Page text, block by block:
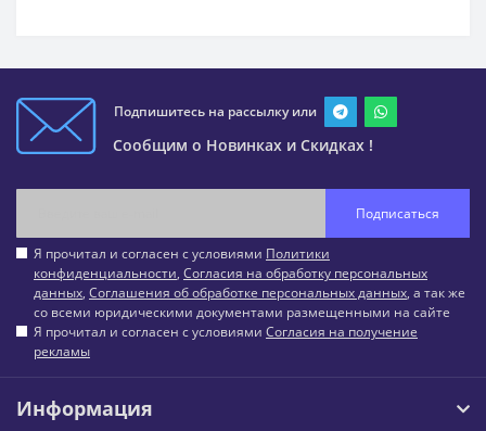
Подпишитесь на рассылку или
Сообщим о Новинках и Скидках !
Подписаться
Я прочитал и согласен с условиями Политики
конфиденциальности, Согласия на обработку персональных
данных, Соглашения об обработке персональных данных, а так же
со всеми юридическими документами размещенными на сайте
Я прочитал и согласен с условиями Согласия на получение
рекламы
Информация